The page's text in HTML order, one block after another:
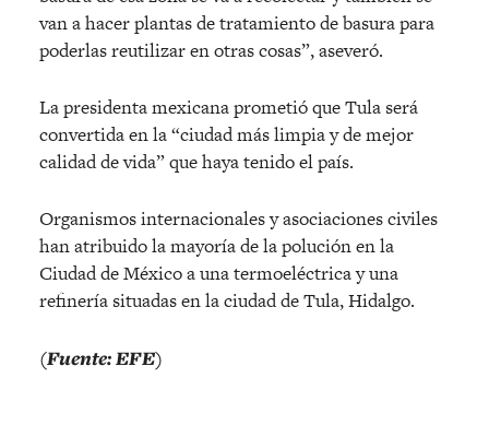
van a hacer plantas de tratamiento de basura para
poderlas reutilizar en otras cosas”, aseveró.
La presidenta mexicana prometió que Tula será
convertida en la “ciudad más limpia y de mejor
calidad de vida” que haya tenido el país.
Organismos internacionales y asociaciones civiles
han atribuido la mayoría de la polución en la
Ciudad de México a una termoeléctrica y una
refinería situadas en la ciudad de Tula, Hidalgo.
(Fuente: EFE)